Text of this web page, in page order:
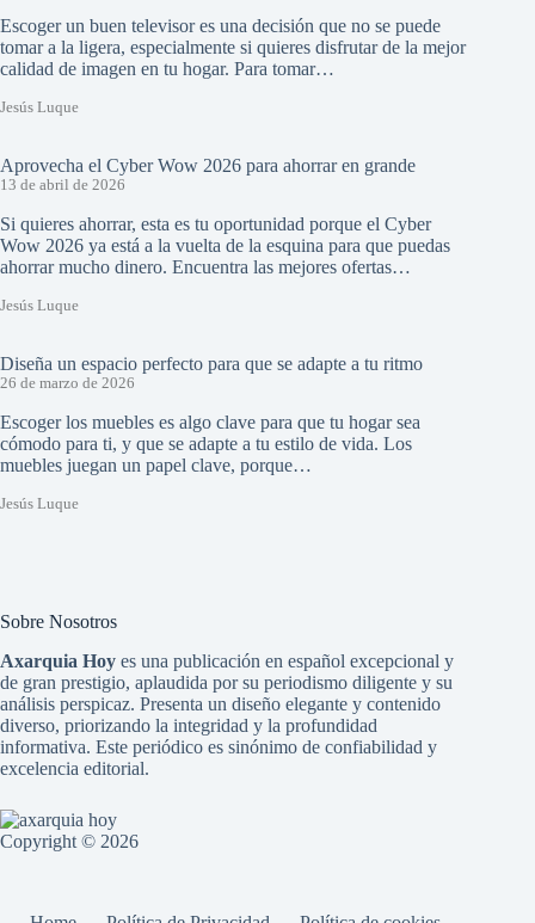
Escoger un buen televisor es una decisión que no se puede
tomar a la ligera, especialmente si quieres disfrutar de la mejor
calidad de imagen en tu hogar. Para tomar…
Jesús Luque
Aprovecha el Cyber Wow 2026 para ahorrar en grande
13 de abril de 2026
Si quieres ahorrar, esta es tu oportunidad porque el Cyber
Wow 2026 ya está a la vuelta de la esquina para que puedas
ahorrar mucho dinero. Encuentra las mejores ofertas…
Jesús Luque
Diseña un espacio perfecto para que se adapte a tu ritmo
26 de marzo de 2026
Escoger los muebles es algo clave para que tu hogar sea
cómodo para ti, y que se adapte a tu estilo de vida. Los
muebles juegan un papel clave, porque…
Jesús Luque
Sobre Nosotros
Axarquia Hoy es una publicación en español excepcional y
de gran prestigio, aplaudida por su periodismo diligente y su
análisis perspicaz. Presenta un diseño elegante y contenido
diverso, priorizando la integridad y la profundidad
informativa. Este periódico es sinónimo de confiabilidad y
excelencia editorial.
Copyright © 2026